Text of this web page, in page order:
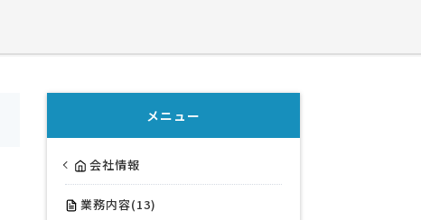
メニュー
会社情報
業務内容(13)